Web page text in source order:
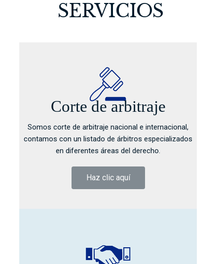
SERVICIOS
Corte de arbitraje
Somos corte de arbitraje nacional e internacional,
contamos con un listado de árbitros especializados
en diferentes áreas del derecho.
Haz clic aquí